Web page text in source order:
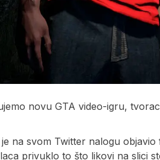
novu GTA video-igru,
na svom Twitter nalogu
privuklo to što likovi na slici